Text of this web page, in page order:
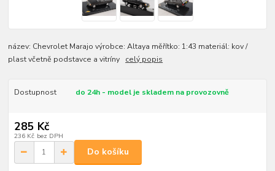
název: Chevrolet Marajo výrobce: Altaya měřítko: 1:43 materiál: kov /
plast včetně podstavce a vitríny celý popis
Dostupnost do 24h - model je skladem na provozovně
285 Kč
236 Kč bez DPH
Do košíku